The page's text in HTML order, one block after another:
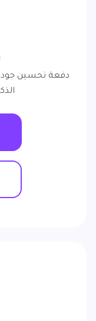
دفعة تحسين